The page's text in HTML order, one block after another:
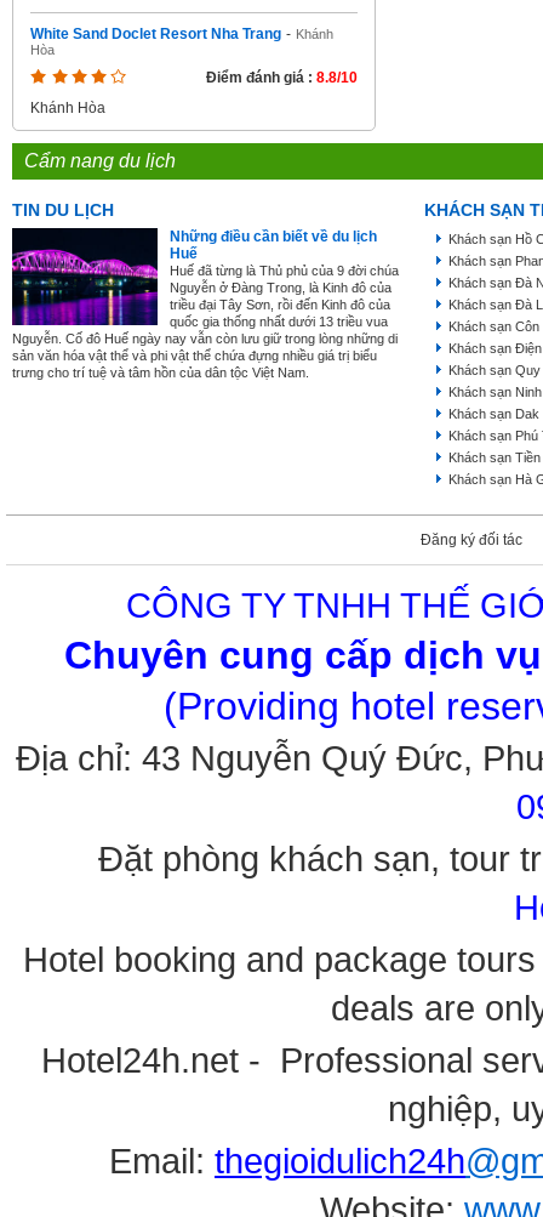
White Sand Doclet Resort Nha Trang - Khánh
Hòa
Điểm đánh giá : 8.8/10
Khánh Hòa
Cẩm nang du lịch
TIN DU LỊCH
Những điều cần biết về du lịch
Huế
Huế đã từng là Thủ phủ của 9 đời chúa
Nguyễn ở Đàng Trong, là Kinh đô của
triều đại Tây Sơn, rồi đến Kinh đô của
quốc gia thống nhất dưới 13 triều vua
Nguyễn. Cố đô Huế ngày nay vẫn còn lưu giữ trong lòng những di
sản văn hóa vật thể và phi vật thể chứa đựng nhiều giá trị biểu
trưng cho trí tuệ và tâm hồn của dân tộc Việt Nam.
KHÁCH SẠN
Khách sạn Hồ
Khách sạn
Khách sạn Đà
Khách sạn Đà
Khách sạn
Khách sạn
Khách sạn
Khách sạn
Khách sạn Dak
Khách sạn Phú
Khách sạn
Khách sạn Hà
Đăng ký đối tác
CÔNG TY TNHH THẾ
Chuyên cung cấp dịch
(Providing hotel
Địa chỉ: 43 Nguyễn Quý Đức,
Đặt phòng khách sạn, tour
Hotel booking and package
deals are
Hotel24h.net - Professional
nghiệp,
Email: thegioidulich24h